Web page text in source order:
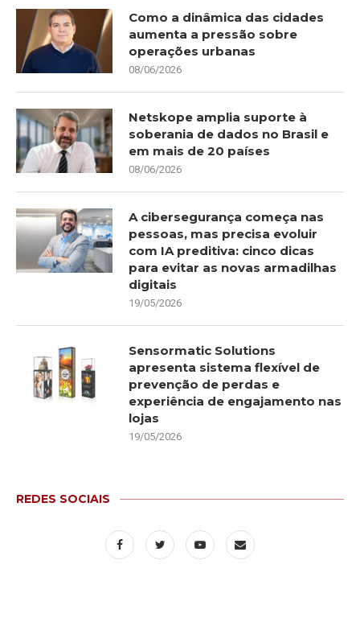
Como a dinâmica das cidades
aumenta a pressão sobre
operações urbanas
08/06/2026
Netskope amplia suporte à
soberania de dados no Brasil e
em mais de 20 países
08/06/2026
A cibersegurança começa nas
pessoas, mas precisa evoluir
com IA preditiva: cinco dicas
para evitar as novas armadilhas
digitais
19/05/2026
Sensormatic Solutions
apresenta sistema flexível de
prevenção de perdas e
experiência de engajamento nas
lojas
19/05/2026
REDES SOCIAIS